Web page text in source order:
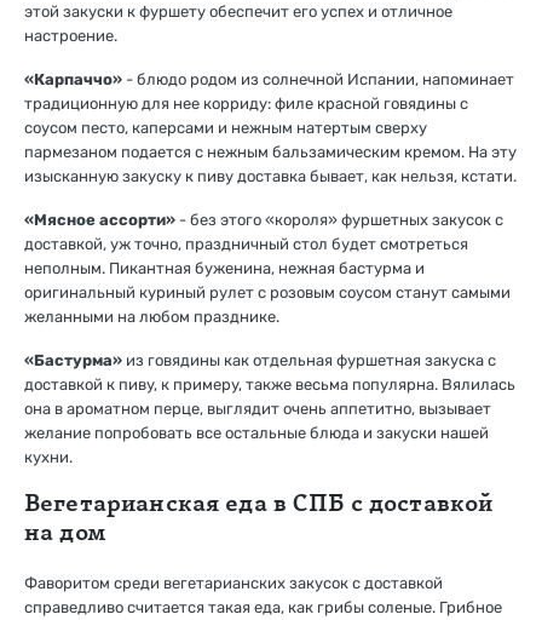
этой закуски к фуршету обеспечит его успех и отличное
настроение.
«Карпаччо» - блюдо родом из солнечной Испании, напоминает
традиционную для нее корриду: филе красной говядины с
соусом песто, каперсами и нежным натертым сверху
пармезаном подается с нежным бальзамическим кремом. На эту
изысканную закуску к пиву доставка бывает, как нельзя, кстати.
«Мясное ассорти» - без этого «короля» фуршетных закусок с
доставкой, уж точно, праздничный стол будет смотреться
неполным. Пикантная буженина, нежная бастурма и
оригинальный куриный рулет с розовым соусом станут самыми
желанными на любом празднике.
«Бастурма» из говядины как отдельная фуршетная закуска с
доставкой к пиву, к примеру, также весьма популярна. Вялилась
она в ароматном перце, выглядит очень аппетитно, вызывает
желание попробовать все остальные блюда и закуски нашей
кухни.
Вегетарианская еда в СПБ с доставкой
на дом
Фаворитом среди вегетарианских закусок с доставкой
справедливо считается такая еда, как грибы соленые. Грибное